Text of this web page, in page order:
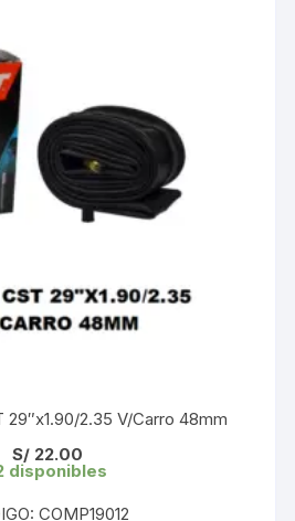
29″x1.90/2.35 V/Carro 48mm
S/22.00
disponibles
COMP19012